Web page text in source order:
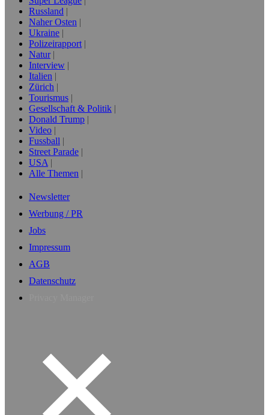
Russland
Naher Osten
Ukraine
Polizeirapport
Natur
Interview
Italien
Zürich
Tourismus
Gesellschaft & Politik
Donald Trump
Video
Fussball
Street Parade
USA
Alle Themen
Newsletter
Werbung / PR
Jobs
Impressum
AGB
Datenschutz